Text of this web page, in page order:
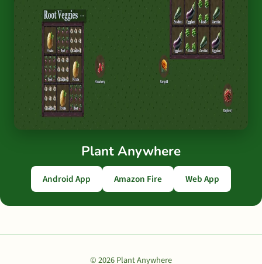
Plant Anywhere
Android App Amazon Fire Web App
© 2026 Plant Anywhere